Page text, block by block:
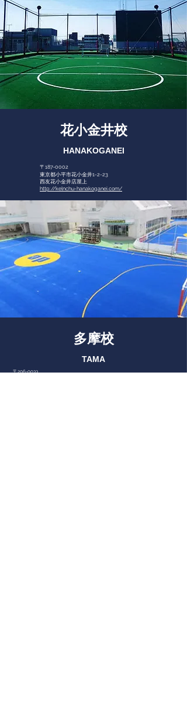
花小金井校
HANAKOGANEI
〒187‐0002
東京都小平市花小金井1-2-23
西友花小金井店屋上
http://kelnchu-hanakoganei.com/
多摩校
TAMA
〒206-0033